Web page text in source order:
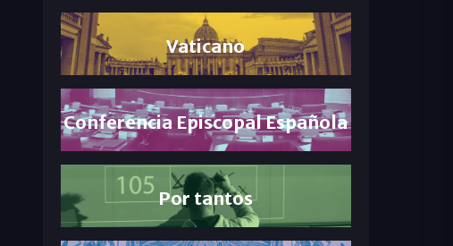
Vaticano
Conferencia Episcopal Española
Por tantos